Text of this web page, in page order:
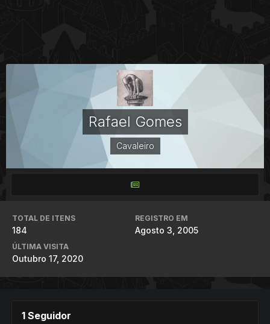
Rafael Gomes
Cavaleiro
TOTAL DE ITENS
184
REGISTRO EM
Agosto 3, 2005
ÚLTIMA VISITA
Outubro 17, 2020
1 Seguidor